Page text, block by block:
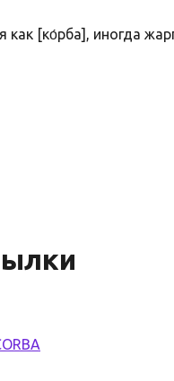
как [ко́рба], иногда